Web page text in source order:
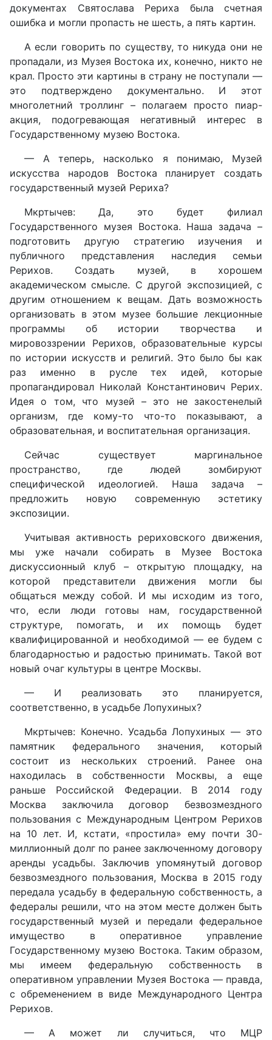
документах Святослава Рериха была счетная
ошибка и могли пропасть не шесть, а пять картин.
А если говорить по существу, то никуда они не
пропадали, из Музея Востока их, конечно, никто не
крал. Просто эти картины в страну не поступали —
это подтверждено документально. И этот
многолетний троллинг – полагаем просто пиар-
акция, подогревающая негативный интерес в
Государственному музею Востока.
— А теперь, насколько я понимаю, Музей
искусства народов Востока планирует создать
государственный музей Рериха?
Мкртычев: Да, это будет филиал
Государственного музея Востока. Наша задача –
подготовить другую стратегию изучения и
публичного представления наследия семьи
Рерихов. Создать музей, в хорошем
академическом смысле. С другой экспозицией, с
другим отношением к вещам. Дать возможность
организовать в этом музее большие лекционные
программы об истории творчества и
мировоззрении Рерихов, образовательные курсы
по истории искусств и религий. Это было бы как
раз именно в русле тех идей, которые
пропагандировал Николай Константинович Рерих.
Идея о том, что музей – это не закостенелый
организм, где кому-то что-то показывают, а
образовательная, и воспитательная организация.
Сейчас существует маргинальное
пространство, где людей зомбируют
специфической идеологией. Наша задача –
предложить новую современную эстетику
экспозиции.
Учитывая активность рериховского движения,
мы уже начали собирать в Музее Востока
дискуссионный клуб – открытую площадку, на
которой представители движения могли бы
общаться между собой. И мы исходим из того,
что, если люди готовы нам, государственной
структуре, помогать, и их помощь будет
квалифицированной и необходимой — ее будем с
благодарностью и радостью принимать. Такой вот
новый очаг культуры в центре Москвы.
— И реализовать это планируется,
соответственно, в усадьбе Лопухиных?
Мкртычев: Конечно. Усадьба Лопухиных — это
памятник федерального значения, который
состоит из нескольких строений. Ранее она
находилась в собственности Москвы, а еще
раньше Российской Федерации. В 2014 году
Москва заключила договор безвозмездного
пользования с Международным Центром Рерихов
на 10 лет. И, кстати, «простила» ему почти 30-
миллионный долг по ранее заключенному договору
аренды усадьбы. Заключив упомянутый договор
безвозмездного пользования, Москва в 2015 году
передала усадьбу в федеральную собственность, а
федералы решили, что на этом месте должен быть
государственный музей и передали федеральное
имущество в оперативное управление
Государственному музею Востока. Таким образом,
мы имеем федеральную собственность в
оперативном управлении Музея Востока — правда,
с обременением в виде Международного Центра
Рерихов.
— А может ли случиться, что МЦР